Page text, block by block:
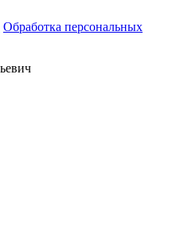
Обработка персональных